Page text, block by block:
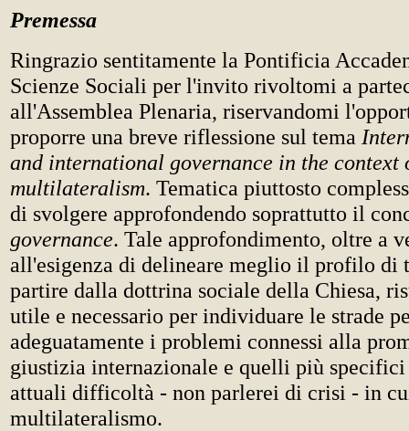
Premessa
Ringrazio sentitamente la Pontificia
Scienze Sociali per l'invito rivoltomi a
all'Assemblea Plenaria, riservandomi
proporre una breve riflessione sul tema
and international governance in the context
multilateralism. Tematica piuttosto
di svolgere approfondendo soprattutto il
governance. Tale approfondimento, oltre a
all'esigenza di delineare meglio il profilo di
partire dalla dottrina sociale della Chiesa,
utile e necessario per individuare le strade
adeguatamente i problemi connessi alla
giustizia internazionale e quelli più
attuali difficoltà - non parlerei di crisi - in
multilateralismo.